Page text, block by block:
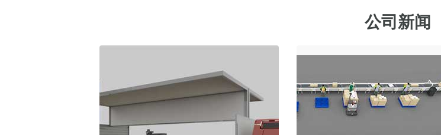
公司新闻